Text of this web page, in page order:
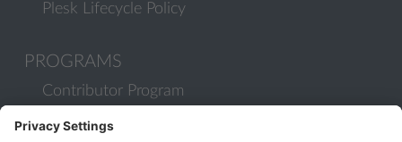
Plesk Lifecycle Policy
PROGRAMS
Contributor Program
Partner Program